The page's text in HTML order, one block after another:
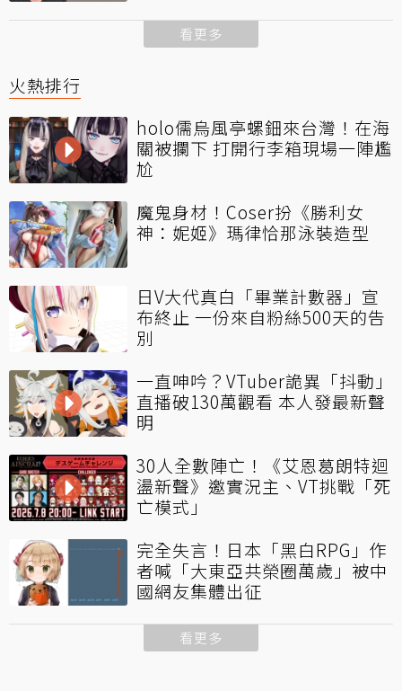
看更多
火熱排行
holo儒烏風亭螺鈿來台灣！在海
關被攔下 打開行李箱現場一陣尷
尬
魔鬼身材！Coser扮《勝利女
神：妮姬》瑪律恰那泳裝造型
日V大代真白「畢業計數器」宣
布終止 一份來自粉絲500天的告
別
一直呻吟？VTuber詭異「抖動」
直播破130萬觀看 本人發最新聲
明
30人全數陣亡！《艾恩葛朗特迴
盪新聲》邀實況主、VT挑戰「死
亡模式」
完全失言！日本「黑白RPG」作
者喊「大東亞共榮圈萬歲」被中
國網友集體出征
看更多